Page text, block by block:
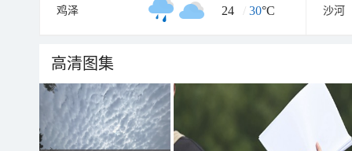
鸡泽 24 / 30°C 沙河
高清图集